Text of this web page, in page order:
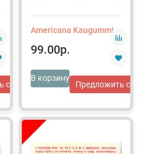
свою цену
Americana Kaugummi
99.00р.
В корзину
Предложить свою